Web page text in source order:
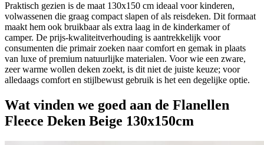
Praktisch gezien is de maat 130x150 cm ideaal voor kinderen,
volwassenen die graag compact slapen of als reisdeken. Dit formaat
maakt hem ook bruikbaar als extra laag in de kinderkamer of
camper. De prijs-kwaliteitverhouding is aantrekkelijk voor
consumenten die primair zoeken naar comfort en gemak in plaats
van luxe of premium natuurlijke materialen. Voor wie een zware,
zeer warme wollen deken zoekt, is dit niet de juiste keuze; voor
alledaags comfort en stijlbewust gebruik is het een degelijke optie.
Wat vinden we goed aan de Flanellen
Fleece Deken Beige 130x150cm